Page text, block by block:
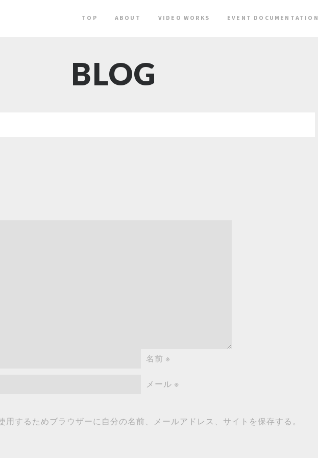
TOP ABOUT VIDEO WORKS EVENT DOCUMENTATION
BLOG
名前 ※
メール ※
用するためブラウザーに自分の名前、メールアドレス、サイトを保存する。